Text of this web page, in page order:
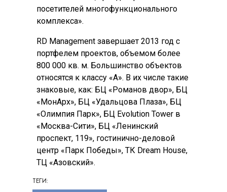
посетителей многофункционального
комплекса».
RD Management завершает 2013 год с
портфелем проектов, объемом более
800 000 кв. м. Большинство объектов
относятся к классу «А». В их числе такие
знаковые, как: БЦ «Романов двор», БЦ
«МонАрх», БЦ «Удальцова Плаза», БЦ
«Олимпия Парк», БЦ Evolution Tower в
«Москва-Сити», БЦ «Ленинский
проспект, 119», гостинично-деловой
центр «Парк Победы», ТК Dream House,
ТЦ «Азовский».
ТЕГИ: